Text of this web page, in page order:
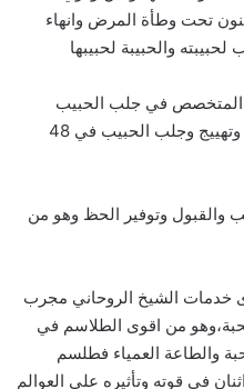
تحت وطأة المرض وانهاء
والحبيبة لحبيبها
المتخصص في جلب الحبيب
وتزويج البنت المتعسرة عن الزواج، وتهييج وجلب الحبيب في 48
وتوفير الحظ وهو من
الشيخ الروحاني مجرب
من اقوى الطلاسم في
والطاعة العمياء فطلسم
في قوته وتأثيره على العوالم